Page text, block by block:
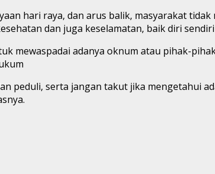
hari raya, dan arus balik, masyarakat
dan juga keselamatan, baik diri
mewaspadai adanya oknum atau pihak-
peduli, serta jangan takut jika mengetahui